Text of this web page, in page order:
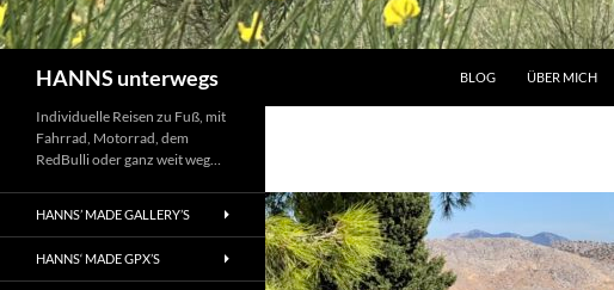
HANNS unterwegs BLOG ÜBER MICH
Individuelle Reisen zu Fuß, mit
Fahrrad, Motorrad, dem
RedBulli oder ganz weit weg…
HANNS’ MADE GALLERY’S
HANNS‘ MADE GPX’S